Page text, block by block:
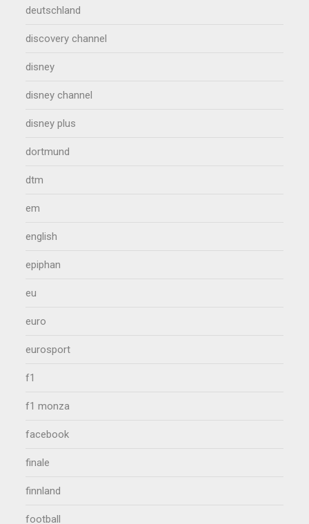
deutschland
discovery channel
disney
disney channel
disney plus
dortmund
dtm
em
english
epiphan
eu
euro
eurosport
f1
f1 monza
facebook
finale
finnland
football